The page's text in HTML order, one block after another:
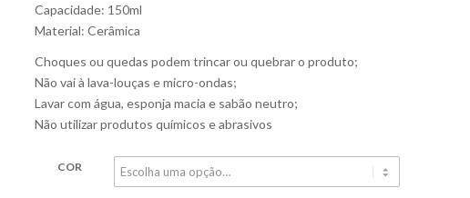
Capacidade: 150ml
Material: Cerâmica
Choques ou quedas podem trincar ou quebrar o produto;
Não vai à lava-louças e micro-ondas;
Lavar com água, esponja macia e sabão neutro;
Não utilizar produtos químicos e abrasivos
COR